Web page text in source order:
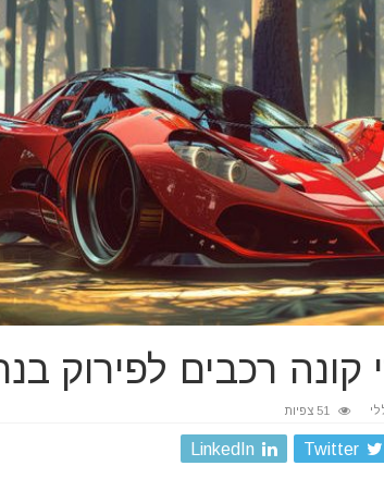
קונה רכבים לפירוק
51 צפיות
Twitter
LinkedIn